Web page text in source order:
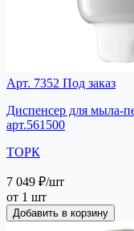
Арт. 7352 Под заказ
Диспенсер для мыла-
арт.561500
ТОРК
7 049 ₽/шт
от 1 шт
Добавить в корзину